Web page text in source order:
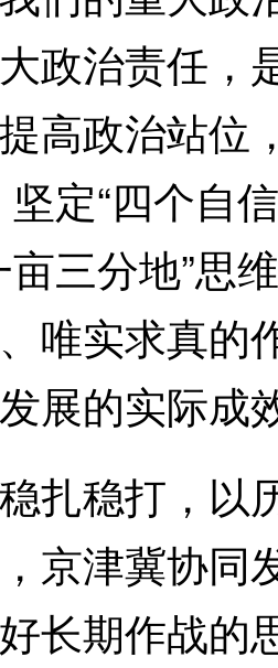
政治责任，
高政治站位
定“四个自
亩三分地”思
唯实求真的
展的实际成
稳打，以
京津冀协同
长期作战的